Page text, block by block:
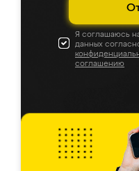
Я соглашаюсь
данных
соглашению